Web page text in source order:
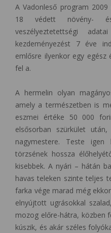
A Vadonleső program
18 védett növény-
veszélyeztetettségi
kezdeményezést 7 éve
emlősre ilyenkor egy egész
fel a.
A hermelin olyan
amely a természetben is
eszmei értéke 50 000
elsősorban szürkület
nagymestere. Teste igen
törzsének hossza
kisebbek. A nyári – hátán
havas teleken szinte teljes
farka vége marad még
elnyújtott ugrásokkal
mozog előre-hátra, közben
kúszik, és akár széles